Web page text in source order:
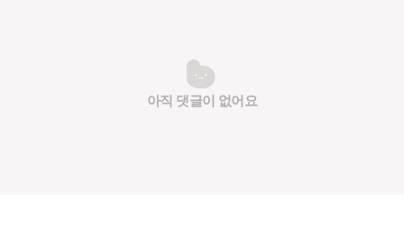
아직 댓글이 없어요